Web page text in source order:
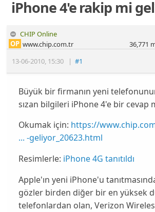
iPhone 4'e rakip mi
CHIP Online
13-06-2010, 15:30 |#1
OP www.chip.com.tr 36,771
Büyük bir firmanın yeni
sızan bilgileri iPhone 4'e bir cevap
Okumak için: https://
... -geliyor_20623.html
Resimlerle: iPhone 4G tanıtıldı
Apple'ın yeni iPhone'u
gözler birden diğer bir en yüksek
telefonlardan olan, Verizon